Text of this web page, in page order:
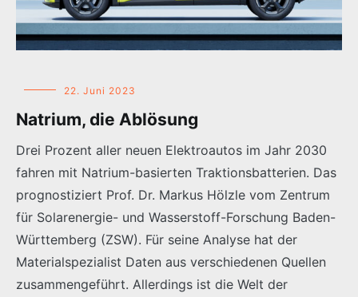
22. Juni 2023
Natrium, die Ablösung
Drei Prozent aller neuen Elektroautos im Jahr 2030
fahren mit Natrium-basierten Traktionsbatterien. Das
prognostiziert Prof. Dr. Markus Hölzle vom Zentrum
für Solarenergie- und Wasserstoff-Forschung Baden-
Württemberg (ZSW). Für seine Analyse hat der
Materialspezialist Daten aus verschiedenen Quellen
zusammengeführt. Allerdings ist die Welt der